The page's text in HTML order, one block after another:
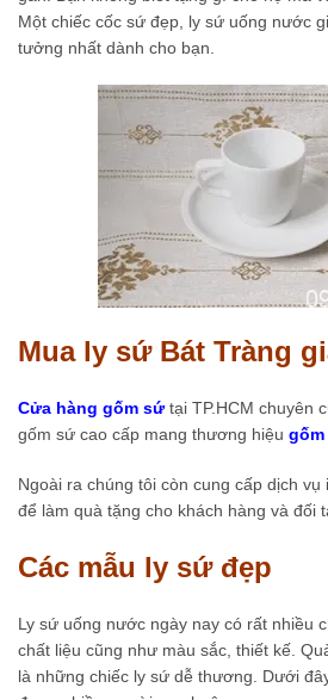
Một chiếc cốc sứ đẹp, ly sứ uống nước
tưởng nhất dành cho bạn.
Mua ly sứ Bát Tràng
Cửa hàng gốm sứtại TP.HCM chuyên
gốm sứ cao cấp mang thương hiệu gốm
Ngoài ra chúng tôi còn cung cấp dịch
để làm quà tặng cho khách hàng và đối
Các mẫu ly sứ đẹp
Ly sứ uống nước ngày nay có rất nhiều
chất liệu cũng như màu sắc, thiết kế.
là những chiếc ly sứ dễ thương. Dưới